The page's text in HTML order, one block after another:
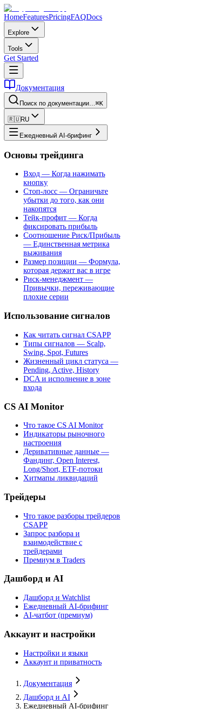
HomeFeaturesPricingFAQDocs
Explore
Tools
Get Started
Документация
Поиск по документации…⌘K
🇷🇺RU
Ежедневный AI-брифинг
Основы трейдинга
Вход — Когда нажимать
кнопку
Стоп-лосс — Ограничьте
убытки до того, как они
накопятся
Тейк-профит — Когда
фиксировать прибыль
Соотношение Риск/Прибыль
— Единственная метрика
выживания
Размер позиции — Формула,
которая держит вас в игре
Риск-менеджмент —
Привычки, переживающие
плохие серии
Использование сигналов
Как читать сигнал CSAPP
Типы сигналов — Scalp,
Swing, Spot, Futures
Жизненный цикл статуса —
Pending, Active, History
DCA и исполнение в зоне
входа
CS AI Monitor
Что такое CS AI Monitor
Индикаторы рыночного
настроения
Деривативные данные —
Фандинг, Open Interest,
Long/Short, ETF-потоки
Хитмапы ликвидаций
Трейдеры
Что такое разборы трейдеров
CSAPP
Запрос разбора и
взаимодействие с
трейдерами
Премиум в Traders
Дашборд и AI
Дашборд и Watchlist
Ежедневный AI-брифинг
AI-чатбот (премиум)
Аккаунт и настройки
Настройки и языки
Аккаунт и приватность
Документация
Дашборд и AI
Ежедневный AI-брифинг